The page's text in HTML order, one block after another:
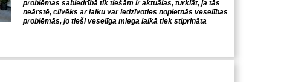
problēmas sabiedrībā tik tiešām ir aktuālas, turklāt, ja tās
neārstē, cilvēks ar laiku var iedzīvoties nopietnās veselības
problēmās, jo tieši veselīga miega laikā tiek stiprināta